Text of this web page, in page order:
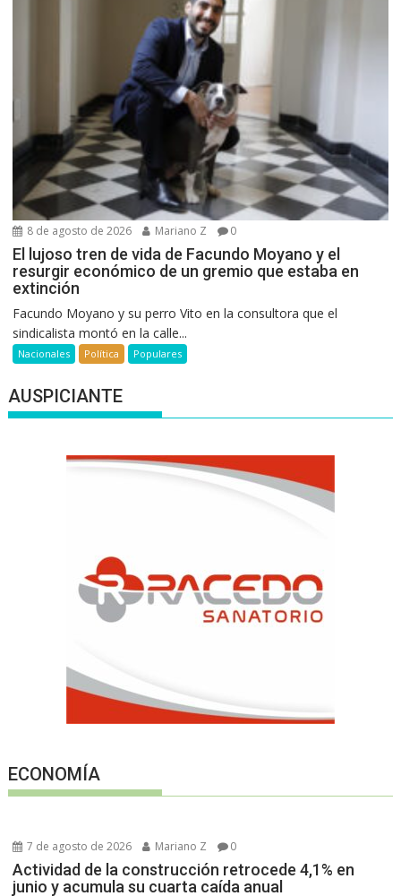
8 de agosto de 2026 Mariano Z 0
El lujoso tren de vida de Facundo Moyano y el
resurgir económico de un gremio que estaba en
extinción
Facundo Moyano y su perro Vito en la consultora que el
sindicalista montó en la calle...
Nacionales Política Populares
AUSPICIANTE
ECONOMÍA
7 de agosto de 2026 Mariano Z 0
Actividad de la construcción retrocede 4,1% en
junio y acumula su cuarta caída anual